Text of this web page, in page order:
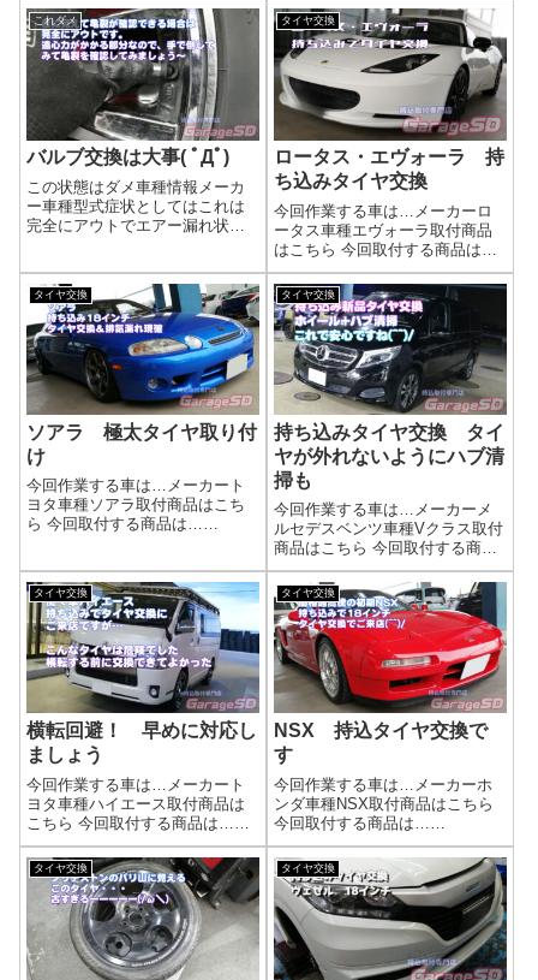
ランフラット古くないランフラ
ットならそこまで難しくないで
す(/ω＼)古いと大変です((+_+))作
業写...
ダメ！こんな状態までタイヤは
使ってはダメです！作業写真新
品タイヤに交換する時にはバル
ブ交換も一緒にしましょうね。
持ち込みタ...
これダメ
バルブ交換は大事( ﾟДﾟ)
この状態はダメ車種情報メーカ
ー車種型式症状としてはこれは
完全にアウトでエアー漏れ状態
劣化すると硬くなるので、硬く
なったら交換時期です。対策は
新品タイヤを交換する時にはセ
ットで交換がおす...
タイヤ交換
ロータス・エヴォーラ 持
ち込みタイヤ交換
今回作業する車は…メーカーロ
ータス車種エヴォーラ取付商品
はこちら 今回取付する商品は…
225/40ZR18 Pirelli P-ZERO作
業写真持ち込みタイヤ交換、地
域最安値に挑戦！プロの技術で
安心・確実！ネットで購入した
タイヤ、どこで交換...
タイヤ交換
ソアラ 極太タイヤ取り付
け
今回作業する車は…メーカート
ヨタ車種ソアラ取付商品はこち
ら 今回取付する商品は…
太い(^^)/タイヤ交換の工賃は？下
記リンクで工賃検索できます(^^)/
タイヤの直...
タイヤ交換
持ち込みタイヤ交換 タイ
ヤが外れないようにハブ清
掃も
今回作業する車は…メーカーメ
ルセデスベンツ車種Vクラス取付
商品はこちら 今回取付する商品
は…CEAT SportDrive 245/45R18
インド産のタイヤですね(^^)/作業
写真ハブにホイールが固着して
いたので、ハブ清掃をご提案。
輸入車...
タイヤ交換
横転回避！ 早めに対応し
ましょう
今回作業する車は…メーカート
ヨタ車種ハイエース取付商品は
こちら 今回取付する商品は…ヨ
コハマ PARADA PA03
215/60R17もう履き替えちゃって
ますが…ホワイトレターは映え
ますね( ﾟДﾟ)作業写真交換前のタ
イヤですが、サイドに...
タイヤ交換
NSX 持込タイヤ交換で
す
今回作業する車は…メーカーホ
ンダ車種NSX取付商品はこちら
今回取付する商品は…
NT555G2 265/35R18作業写真
NSXの価格もかなり高騰してい
ます。タイヤの劣化で事故らな
いように交換してくださいね( ﾟ
Дﾟ)タイヤ交換の工賃は？下...
タイヤ交換 タイヤ交換